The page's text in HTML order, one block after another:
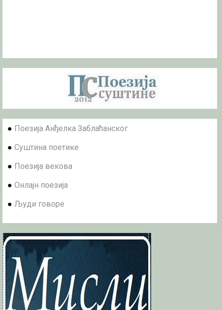
● Поезија Анђелка Заблаћанског
● Суштина поетике
● Поезија векова
● Онлајн поезија
● Људи говоре